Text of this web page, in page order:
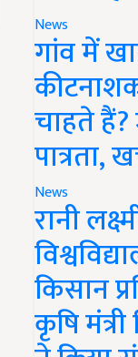
News
गांव में
चाहते
पात्रता,
News
रानी
किसान
कृषि